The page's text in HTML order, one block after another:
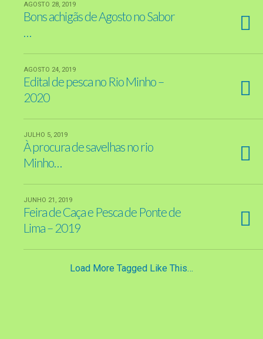
AGOSTO 28, 2019
Bons achigãs de Agosto no Sabor
…
AGOSTO 24, 2019
Edital de pesca no Rio Minho –
2020
JULHO 5, 2019
À procura de savelhas no rio
Minho…
JUNHO 21, 2019
Feira de Caça e Pesca de Ponte de
Lima – 2019
Load More Tagged Like This…